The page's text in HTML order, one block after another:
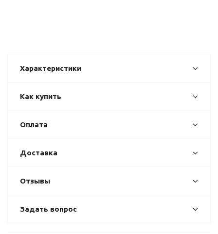
Характеристики
Как купить
Оплата
Доставка
Отзывы
Задать вопрос